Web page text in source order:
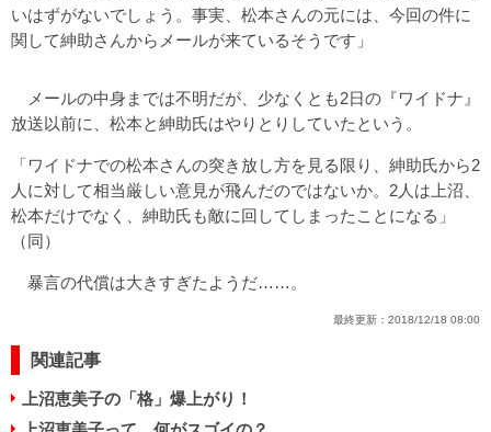
いはずがないでしょう。事実、松本さんの元には、今回の件に
関して紳助さんからメールが来ているそうです」
メールの中身までは不明だが、少なくとも2日の『ワイドナ』
放送以前に、松本と紳助氏はやりとりしていたという。
「ワイドナでの松本さんの突き放し方を見る限り、紳助氏から2
人に対して相当厳しい意見が飛んだのではないか。2人は上沼、
松本だけでなく、紳助氏も敵に回してしまったことになる」
（同）
暴言の代償は大きすぎたようだ……。
最終更新： 2018/12/18 08:00
関連記事
上沼恵美子の「格」爆上がり！